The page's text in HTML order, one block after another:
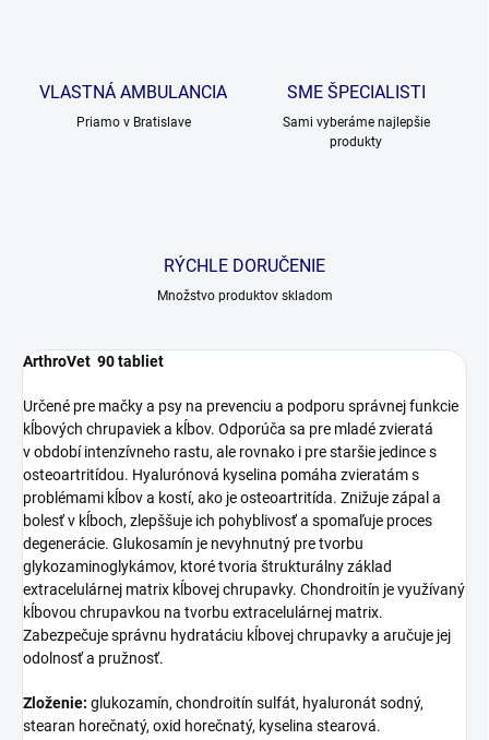
VLASTNÁ AMBULANCIA
Priamo v Bratislave
SME ŠPECIALISTI
Sami vyberáme najlepšie
produkty
RÝCHLE DORUČENIE
Množstvo produktov skladom
ArthroVet 90 tabliet
Určené pre mačky a psy na prevenciu a podporu správnej funkcie
kĺbových chrupaviek a kĺbov. Odporúča sa pre mladé zvieratá
v období intenzívneho rastu, ale rovnako i pre staršie jedince s
osteoartritídou. Hyalurónová kyselina pomáha zvieratám s
problémami kĺbov a kostí, ako je osteoartritída. Znižuje zápal a
bolesť v kĺboch, zlepššuje ich pohyblivosť a spomaľuje proces
degenerácie. Glukosamín je nevyhnutný pre tvorbu
glykozaminoglykámov, ktoré tvoria štrukturálny základ
extracelulárnej matrix kĺbovej chrupavky. Chondroitín je využívaný
kĺbovou chrupavkou na tvorbu extracelulárnej matrix.
Zabezpečuje správnu hydratáciu kĺbovej chrupavky a aručuje jej
odolnosť a pružnosť.
Zloženie: glukozamín, chondroitín sulfát, hyaluronát sodný,
stearan horečnatý, oxid horečnatý, kyselina stearová.